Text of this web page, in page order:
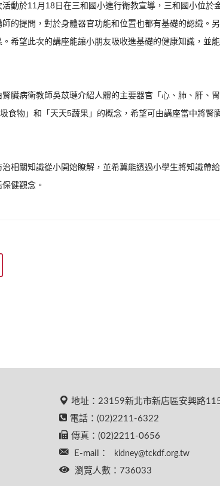
動於11月18日在三和國小進行衛教宣導，三和國小位於
的提問，對於身體器官功能和位置也都有基礎的認識。
希望此次的講座能讓小朋友吸收進基礎的健康知識，並
衛教師吳苡璉介紹人體的主要器官「心、肺、肝、
物」和「天天5蔬果」的概念，希望可由講座當中將腎
關知識從小開始瞭解，並希冀能透過小學生將知識帶
健觀念。
地址：23159新北市新店區安興路
電話：(02)2211-6322
傳真：(02)2211-0656
E-mail：
kidney@tckdf.org.tw
瀏覽人數：736033